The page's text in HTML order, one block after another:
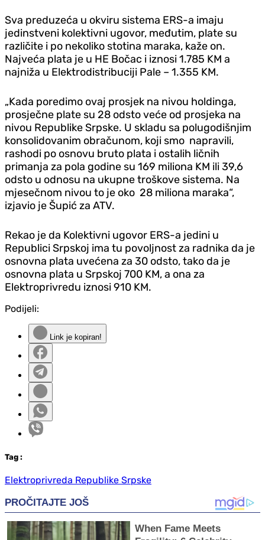
Sva preduzeća u okviru sistema ERS-a imaju
jedinstveni kolektivni ugovor, međutim, plate su
različite i po nekoliko stotina maraka, kaže on.
Najveća plata je u HE Bočac i iznosi 1.785 KM a
najniža u Elektrodistribuciji Pale – 1.355 KM.
„Kada poredimo ovaj prosjek na nivou holdinga,
prosječne plate su 28 odsto veće od prosjeka na
nivou Republike Srpske. U skladu sa polugodišnjim
konsolidovanim obračunom, koji smo napravili,
rashodi po osnovu bruto plata i ostalih ličnih
primanja za pola godine su 169 miliona KM ili 39,6
odsto u odnosu na ukupne troškove sistema. Na
mjesečnom nivou to je oko 28 miliona maraka“,
izjavio je Šupić za ATV.
Rekao je da Kolektivni ugovor ERS-a jedini u
Republici Srpskoj ima tu povoljnost za radnika da je
osnovna plata uvećena za 30 odsto, tako da je
osnovna plata u Srpskoj 700 KM, a ona za
Elektroprivredu iznosi 910 KM.
Podijeli:
Link je kopiran!
Tag :
Elektroprivreda Republike Srpske